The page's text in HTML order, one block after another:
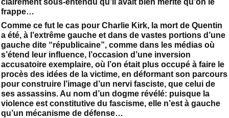
frappe…
Comme ce fut le cas pour Charlie Kirk, la mort de Quentin
a été, à l’extrême gauche et dans de vastes portions d’une
gauche dite “républicaine”, comme dans les médias où
s’étend leur influence, l’occasion d’une inversion
accusatoire exemplaire, où l’on était plus occupé à faire le
procès des idées de la victime, en déformant son parcours
pour construire l’image d’un nervi fasciste, que celui de
ses assassins. Au nom d’un dogme révélé: puisque la
violence est constitutive du fascisme, elle n’est à gauche
qu’un mécanisme de défense…